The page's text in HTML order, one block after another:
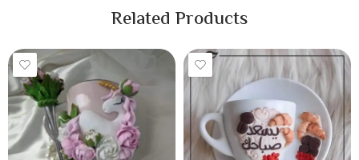
Related Products